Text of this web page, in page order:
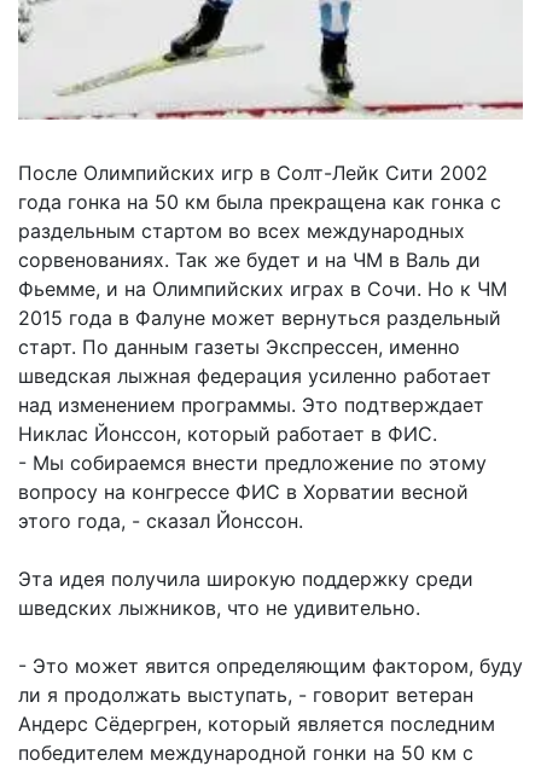
После Олимпийских игр в Солт-Лейк Сити 2002
года гонка на 50 км была прекращена как гонка с
раздельным стартом во всех международных
сорвенованиях. Так же будет и на ЧМ в Валь ди
Фьемме, и на Олимпийских играх в Сочи. Но к ЧМ
2015 года в Фалуне может вернуться раздельный
старт. По данным газеты Экспрессен, именно
шведская лыжная федерация усиленно работает
над изменением программы. Это подтверждает
Никлас Йонссон, который работает в ФИС.
- Мы собираемся внести предложение по этому
вопросу на конгрессе ФИС в Хорватии весной
этого года, - сказал Йонссон.
Эта идея получила широкую поддержку среди
шведских лыжников, что не удивительно.
- Это может явится определяющим фактором, буду
ли я продолжать выступать, - говорит ветеран
Андерс Сёдергрен, который является последним
победителем международной гонки на 50 км с